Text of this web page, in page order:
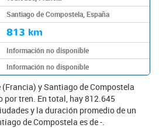
Santiago de Compostela, España
813 km
Información no disponible
Información no disponible
y Santiago de Compostela
por tren. En total, hay 812.645
y la duración promedio de un
de Compostela es de -.